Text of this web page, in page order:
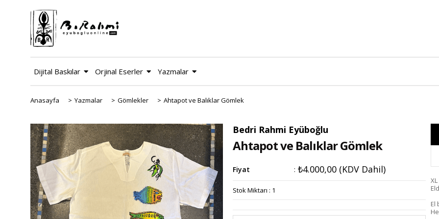
Dijital Baskılar Orjinal Eserler Yazmalar
Anasayfa > Yazmalar > Gömlekler > Ahtapot ve Balıklar Gömlek
Bedri Rahmi Eyüboğlu
Ahtapot ve Balıklar Gömlek
Fiyat : ₺4.000,00 (KDV Dahil)
Stok Miktarı : 1
El